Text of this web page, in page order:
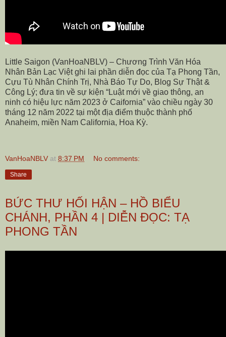
Little Saigon (VanHoaNBLV) – Chương Trình Văn Hóa
Nhân Bản Lạc Việt ghi lai phần diễn đọc của Tạ Phong Tần,
Cựu Tù Nhân Chính Trị, Nhà Báo Tự Do, Blog Sự Thật &
Công Lý; đưa tin về sự kiện “Luật mới về giao thông, an
ninh có hiệu lực năm 2023 ở Caifornia” vào chiều ngày 30
tháng 12 năm 2022 tại một địa điểm thuộc thành phố
Anaheim, miền Nam California, Hoa Kỳ.
VanHoaNBLV at 8:37 PM No comments:
Share
BỨC THƯ HỐI HẬN – HỒ BIỂU
CHÁNH, PHẦN 4 | DIỄN ĐỌC: TẠ
PHONG TẦN